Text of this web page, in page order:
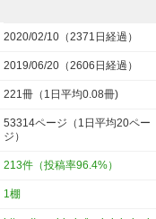
2020/02/10（2371日経過）
2019/06/20（2606日経過）
221冊（1日平均0.08冊)
53314ページ（1日平均20ペー
ジ）
213件（投稿率96.4%）
1棚